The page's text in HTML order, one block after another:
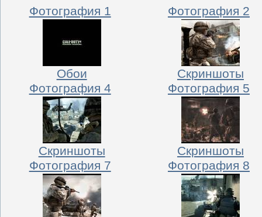
Фотография 1
Обои
Фотография 2
Скриншоты
Фотография 4
Скриншоты
Фотография 5
Скриншоты
Фотография 7
Фотография 8